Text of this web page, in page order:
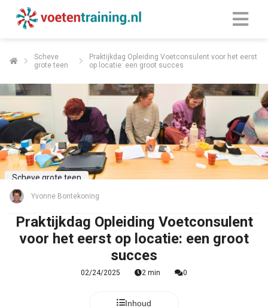
Scheve
grote teen
Praktijkdag Opleiding Voetconsulent voor het eerst
op locatie: een groot succes
Scheve grote teen
Yvonne Bontekoning
Praktijkdag Opleiding Voetconsulent
voor het eerst op locatie: een groot
succes
02/24/2025 2 min 0
Inhoud